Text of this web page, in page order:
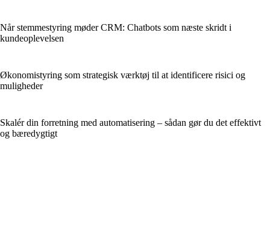
Når stemmestyring møder CRM: Chatbots som næste skridt i
kundeoplevelsen
Økonomistyring som strategisk værktøj til at identificere risici og
muligheder
Skalér din forretning med automatisering – sådan gør du det effektivt
og bæredygtigt